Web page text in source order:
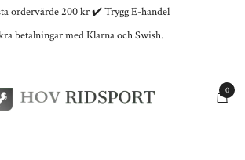
ordervärde 200 kr ✔️ Trygg E-handel
betalningar med Klarna och Swish.
0